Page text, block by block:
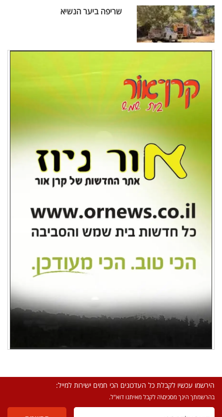
שריפה ביער הנשיא
הירשמו עכשיו לקבלת כל העדכונים הכי חמים ישירות למייל:
בהרשמתך הינך מסכים\ה לקבל מאיתנו דוא"ל.